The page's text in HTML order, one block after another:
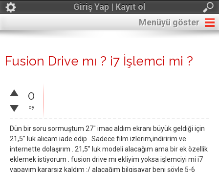
Giriş Yap | Kayıt ol
Menüyü göster
Fusion Drive mı ? i7 İşlemci mi ?
0
oy
Dün bir soru sormuştum 27" imac aldım ekranı büyük geldiği için
21,5" luk alıcam iade edip . Sadece film izlerim,indiririm ve
internette dolaşırım . 21,5" luk modeli alacağım ama bir ek özellik
eklemek istiyorum . fusion drive mı ekliyim yoksa işlemciyi mi i7
yapayım kararsız kaldım :/ alacağım bilgisayar beni şöyle 5-6